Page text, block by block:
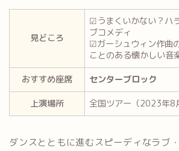
見どころ
☑うまくいかない？ハ
ブコメディ
☑ガーシュウィン作曲
ことのある懐かしい音
おすすめ座席
センターブロック
上演場所
全国ツアー（2023年8
ダンスとともに進むスピーディなラブ